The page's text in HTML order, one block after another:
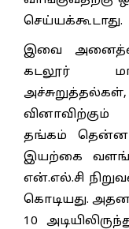
செய்யக்கூடாது.
இவை
கடலூர்
தங்கம்
இயற்கை
என்.எல்.சி
கொடியது.
10